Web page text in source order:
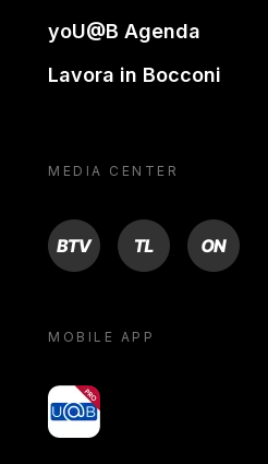
yoU@B Agenda
Lavora in Bocconi
MEDIA CENTER
BTV TL ON
MOBILE APP
yoU@B